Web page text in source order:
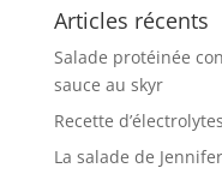
Articles récents
Salade protéinée
sauce au skyr
Recette
La salade de